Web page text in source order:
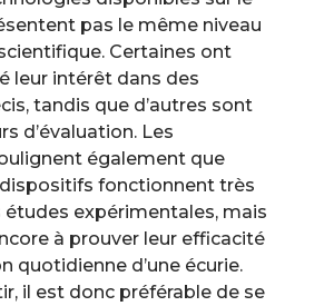
pas le même niveau
Certaines ont
leur intérêt dans des
tandis que d’autres sont
d’évaluation. Les
également que
fonctionnent très
études expérimentales, mais
à prouver leur efficacité
quotidienne d’une écurie.
il est donc préférable de se